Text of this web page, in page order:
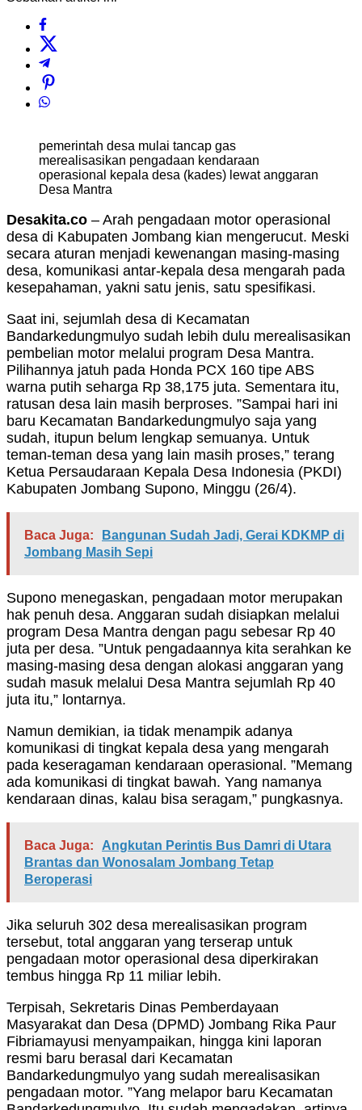
pemerintah desa mulai tancap gas
merealisasikan pengadaan kendaraan
operasional kepala desa (kades) lewat anggaran
Desa Mantra
Desakita.co – Arah pengadaan motor operasional
desa di Kabupaten Jombang kian mengerucut. Meski
secara aturan menjadi kewenangan masing-masing
desa, komunikasi antar-kepala desa mengarah pada
kesepahaman, yakni satu jenis, satu spesifikasi.
Saat ini, sejumlah desa di Kecamatan
Bandarkedungmulyo sudah lebih dulu merealisasikan
pembelian motor melalui program Desa Mantra.
Pilihannya jatuh pada Honda PCX 160 tipe ABS
warna putih seharga Rp 38,175 juta. Sementara itu,
ratusan desa lain masih berproses. ”Sampai hari ini
baru Kecamatan Bandarkedungmulyo saja yang
sudah, itupun belum lengkap semuanya. Untuk
teman-teman desa yang lain masih proses,” terang
Ketua Persaudaraan Kepala Desa Indonesia (PKDI)
Kabupaten Jombang Supono, Minggu (26/4).
Baca Juga:
Bangunan Sudah Jadi, Gerai KDKMP di
Jombang Masih Sepi
Supono menegaskan, pengadaan motor merupakan
hak penuh desa. Anggaran sudah disiapkan melalui
program Desa Mantra dengan pagu sebesar Rp 40
juta per desa. ”Untuk pengadaannya kita serahkan ke
masing-masing desa dengan alokasi anggaran yang
sudah masuk melalui Desa Mantra sejumlah Rp 40
juta itu,” lontarnya.
Namun demikian, ia tidak menampik adanya
komunikasi di tingkat kepala desa yang mengarah
pada keseragaman kendaraan operasional. ”Memang
ada komunikasi di tingkat bawah. Yang namanya
kendaraan dinas, kalau bisa seragam,” pungkasnya.
Baca Juga:
Angkutan Perintis Bus Damri di Utara
Brantas dan Wonosalam Jombang Tetap
Beroperasi
Jika seluruh 302 desa merealisasikan program
tersebut, total anggaran yang terserap untuk
pengadaan motor operasional desa diperkirakan
tembus hingga Rp 11 miliar lebih.
Terpisah, Sekretaris Dinas Pemberdayaan
Masyarakat dan Desa (DPMD) Jombang Rika Paur
Fibriamayusi menyampaikan, hingga kini laporan
resmi baru berasal dari Kecamatan
Bandarkedungmulyo yang sudah merealisasikan
pengadaan motor. ”Yang melapor baru Kecamatan